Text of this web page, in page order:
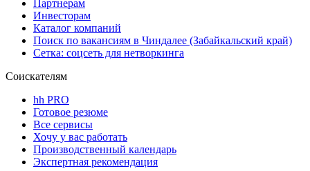
Партнерам
Инвесторам
Каталог компаний
Поиск по вакансиям в Чиндалее (Забайкальский край)
Сетка: соцсеть для нетворкинга
Соискателям
hh PRO
Готовое резюме
Все сервисы
Хочу у вас работать
Производственный календарь
Экспертная рекомендация